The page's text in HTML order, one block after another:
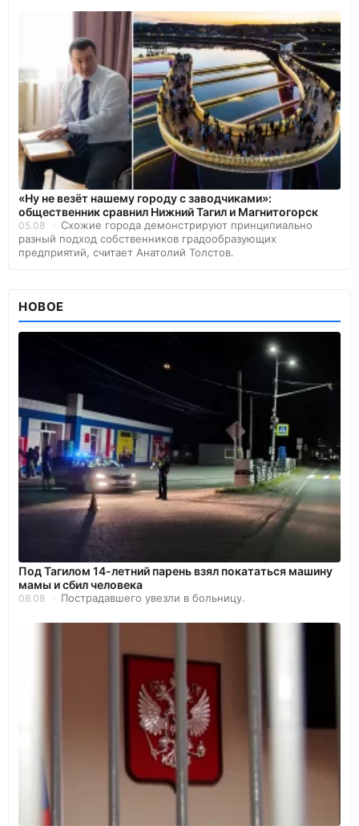
«Ну не везёт нашему городу с заводчиками»:
общественник сравнил Нижний Тагил и Магнитогорск
05.08
Схожие города демонстрируют принципиально
разный подход собственников градообразующих
предприятий, считает Анатолий Толстов.
НОВОЕ
Под Тагилом 14-летний парень взял покататься машину
мамы и сбил человека
08.08 Пострадавшего увезли в больницу.